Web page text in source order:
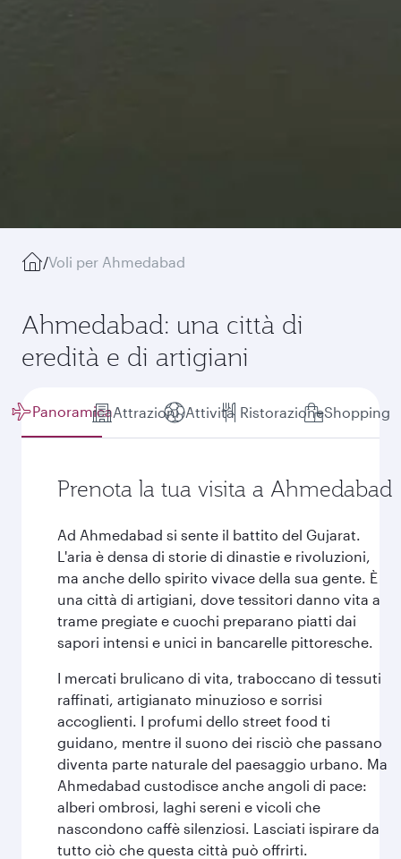
/Voli per Ahmedabad
Ahmedabad: una città di
eredità e di artigiani
PanoramicaAttrazioni Attività RistorazioneShopping
Prenota la tua visita a Ahmedabad
Ad Ahmedabad si sente il battito del Gujarat.
L'aria è densa di storie di dinastie e rivoluzioni,
ma anche dello spirito vivace della sua gente. È
una città di artigiani, dove tessitori danno vita a
trame pregiate e cuochi preparano piatti dai
sapori intensi e unici in bancarelle pittoresche.
I mercati brulicano di vita, traboccano di tessuti
raffinati, artigianato minuzioso e sorrisi
accoglienti. I profumi dello street food ti
guidano, mentre il suono dei risciò che passano
diventa parte naturale del paesaggio urbano. Ma
Ahmedabad custodisce anche angoli di pace:
alberi ombrosi, laghi sereni e vicoli che
nascondono caffè silenziosi. Lasciati ispirare da
tutto ciò che questa città può offrirti.